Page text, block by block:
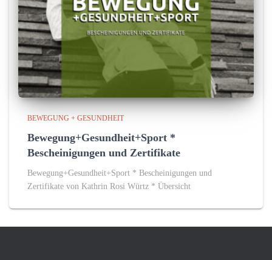
BEWEGUNG + GESUNDHEIT
Bewegung+Gesundheit+Sport *
Bescheinigungen und Zertifikate
Bewegung+Gesundheit+Sport * Bescheinigungen und
Zertifikate von Kathrin Rosi Würtz * Übersicht